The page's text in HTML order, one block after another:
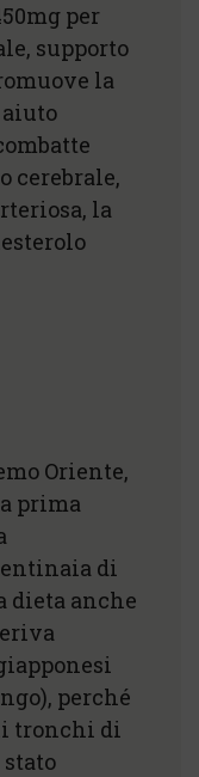
per
supporto
la
cerebrale,
la
Oriente,
prima
di
dieta anche
perché
tronchi di